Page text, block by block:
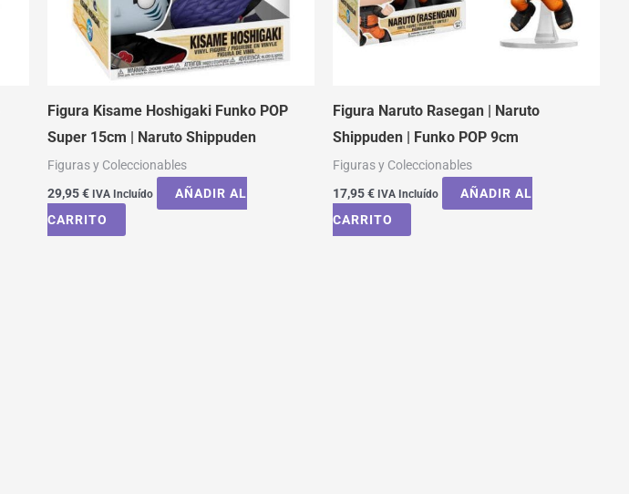
Figura Kisame Hoshigaki Funko POP
Super 15cm | Naruto Shippuden
Figuras y Coleccionables
29,95€ IVA Incluído
AÑADIR AL
CARRITO
Figura Naruto Rasegan | Naruto
Shippuden | Funko POP 9cm
Figuras y Coleccionables
17,95€ IVA Incluído
AÑADIR AL
CARRITO